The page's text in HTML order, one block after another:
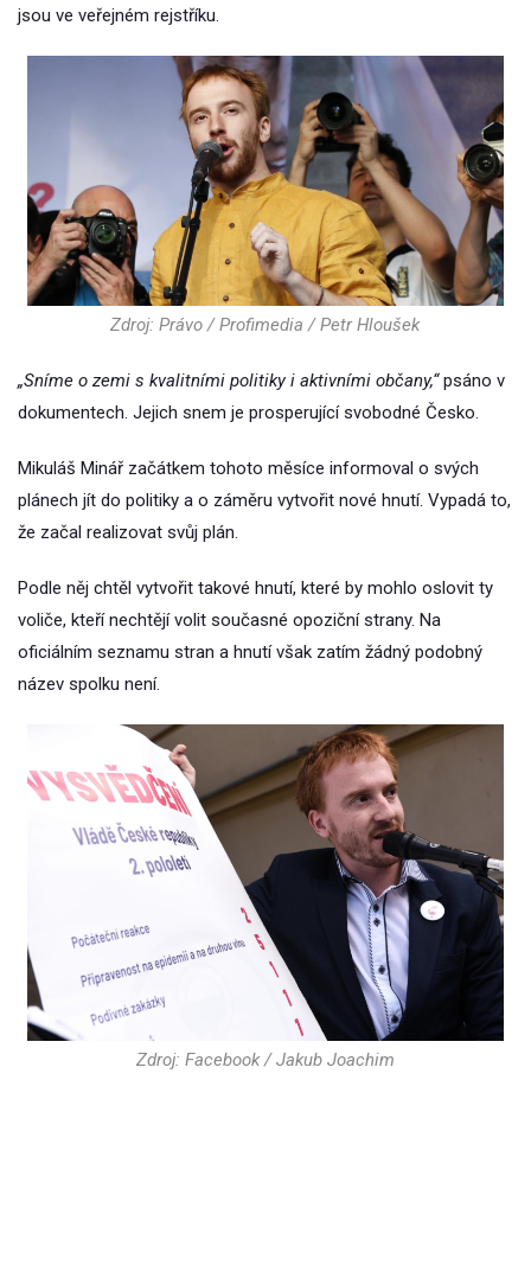
jsou ve veřejném rejstříku.
Zdroj: Právo / Profimedia / Petr Hloušek
„Sníme o zemi s kvalitními politiky i aktivními občany,“psáno v
dokumentech. Jejich snem je prosperující svobodné Česko.
Mikuláš Minář začátkem tohoto měsíce informoval o svých
plánech jít do politiky a o záměru vytvořit nové hnutí. Vypadá to,
že začal realizovat svůj plán.
Podle něj chtěl vytvořit takové hnutí, které by mohlo oslovit ty
voliče, kteří nechtějí volit současné opoziční strany. Na
oficiálním seznamu stran a hnutí však zatím žádný podobný
název spolku není.
Zdroj: Facebook / Jakub Joachim